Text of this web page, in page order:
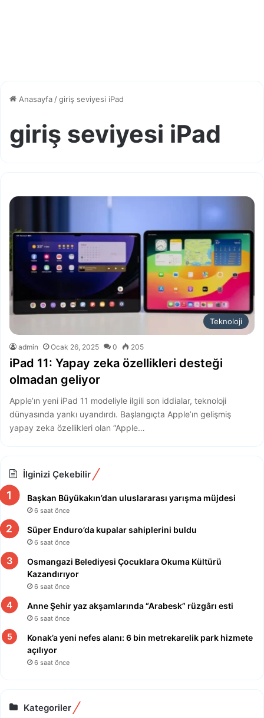
Anasayfa /giriş seviyesi iPad
giriş seviyesi iPad
Teknoloji
admin Ocak 26, 2025 0 205
iPad 11: Yapay zeka özellikleri desteği
olmadan geliyor
Apple’ın yeni iPad 11 modeliyle ilgili son iddialar, teknoloji
dünyasında yankı uyandırdı. Başlangıçta Apple’ın gelişmiş
yapay zeka özellikleri olan “Apple…
İlginizi Çekebilir
Başkan Büyükakın’dan uluslararası yarışma müjdesi
6 saat önce
Süper Enduro’da kupalar sahiplerini buldu
6 saat önce
Osmangazi Belediyesi Çocuklara Okuma Kültürü
Kazandırıyor
6 saat önce
Anne Şehir yaz akşamlarında “Arabesk” rüzgârı esti
6 saat önce
Konak’a yeni nefes alanı: 6 bin metrekarelik park hizmete
açılıyor
6 saat önce
Kategoriler